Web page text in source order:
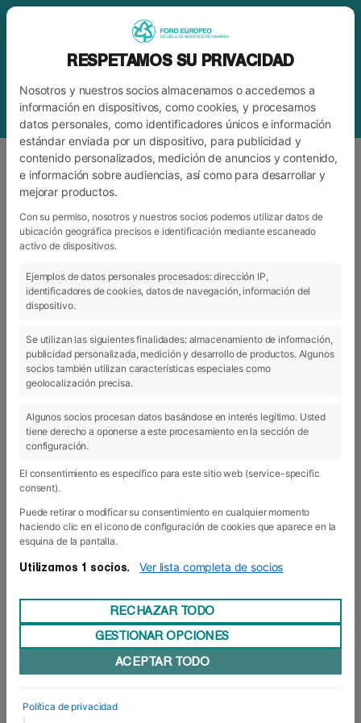
ETIQUETAJON ANDER SÁEZ
19 Dic 2019
Turismo experiencial
El grupo de alumnas del Grado de Turismo ha
turísticamente hablando. Entre las sesiones más
RESPETAMOS SU PRIVACIDAD
Nosotros y nuestros socios almacenamos o accedemos a
información en dispositivos, como cookies, y procesamos
datos personales, como identificadores únicos e información
estándar enviada por un dispositivo, para publicidad y
contenido personalizados, medición de anuncios y contenido,
e información sobre audiencias, así como para desarrollar y
mejorar productos.
Con su permiso, nosotros y nuestros socios podemos utilizar datos de
ubicación geográfica precisos e identificación mediante escaneado
activo de dispositivos.
Ejemplos de datos personales procesados: dirección IP,
identificadores de cookies, datos de navegación, información del
dispositivo.
Se utilizan las siguientes finalidades: almacenamiento de información,
publicidad personalizada, medición y desarrollo de productos. Algunos
socios también utilizan características especiales como
geolocalización precisa.
Algunos socios procesan datos basándose en interés legítimo. Usted
tiene derecho a oponerse a este procesamiento en la sección de
configuración.
El consentimiento es específico para este sitio web (service-specific
consent).
Puede retirar o modificar su consentimiento en cualquier momento
haciendo clic en el icono de configuración de cookies que aparece en la
esquina de la pantalla.
Utilizamos 1 socios. Ver lista completa de socios
RECHAZAR TODO
GESTIONAR OPCIONES
ACEPTAR TODO
Política de privacidad